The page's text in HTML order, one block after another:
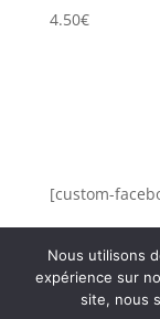
4.50€
[custom-
Nous utilisons
expérience sur
site, nous